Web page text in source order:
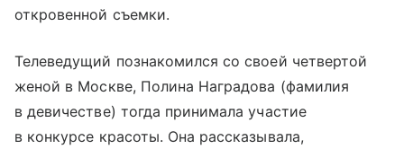
откровенной съемки.
Телеведущий познакомился со своей четвертой
женой в Москве, Полина Наградова (фамилия
в девичестве) тогда принимала участие
в конкурсе красоты. Она рассказывала,